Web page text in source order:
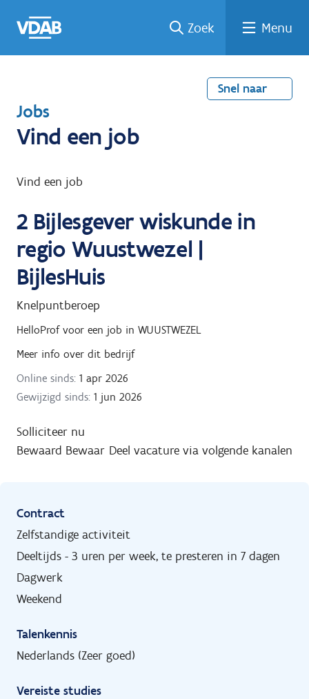
naar
een
een
job
naar
Zoek Menu
Snel naar
T
e
u
n
a
a
r
Jobs
Vind een job
Vind een job
2 Bijlesgever wiskunde in
regio Wuustwezel |
BijlesHuis
Knelpuntberoep
HelloProf voor een job in WUUSTWEZEL
Meer info over dit bedrijf
Online sinds: 1 apr 2026
Gewijzigd sinds: 1 jun 2026
Solliciteer nu
Bewaard Bewaar Deel vacature via volgende kanalen
Contract
Zelfstandige activiteit
Deeltijds - 3 uren per week, te presteren in 7 dagen
Dagwerk
Weekend
Talenkennis
Nederlands (Zeer goed)
Vereiste studies